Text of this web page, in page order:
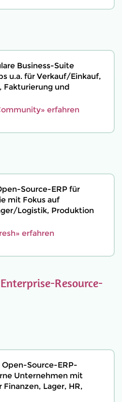
Business-Suite
u.a. für Verkauf/Einkauf,
Fakturierung und
erfahren
Source-ERP für
mit Fokus auf
Logistik, Produktion
erfahren
Resource-
Open-Source-ERP-
Unternehmen mit
Lager, HR,